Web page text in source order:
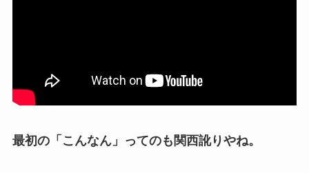
最初の「こんなん」ってのも関西訛りやね。